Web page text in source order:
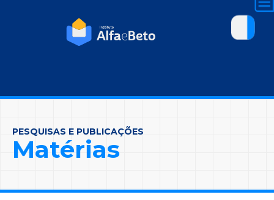
PESQUISAS E PUBLICAÇÕES
Matérias